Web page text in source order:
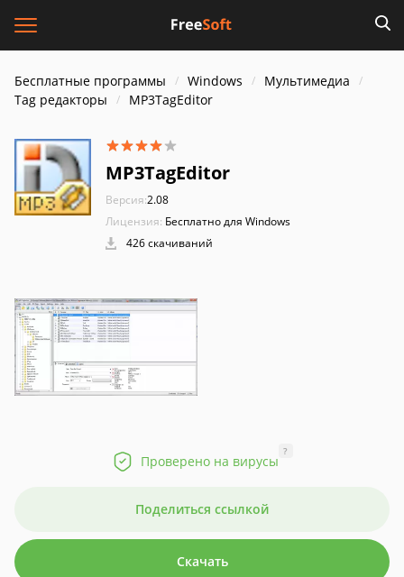
Бесплатные программы Windows
Мультимедиа
Tag редакторы
MP3TagEditor
MP3TagEditor
Версия:2.08
Лицензия: Бесплатно для Windows
426 скачиваний
Проверено на вирусы
?
Поделиться ссылкой
Скачать